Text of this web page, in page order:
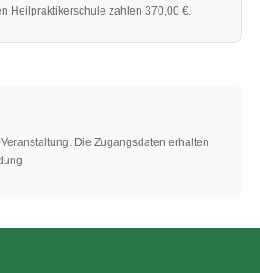
Heilpraktikerschule zahlen 370,00 €.
Die Zugangsdaten erhalten